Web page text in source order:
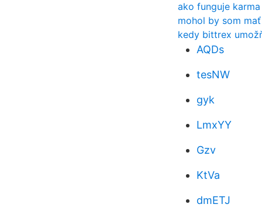
ako funguje
mohol by som
kedy bittrex
AQDs
tesNW
gyk
LmxYY
Gzv
KtVa
dmETJ